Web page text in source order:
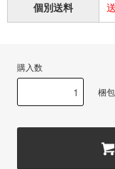
個別送料
購入数
梱包